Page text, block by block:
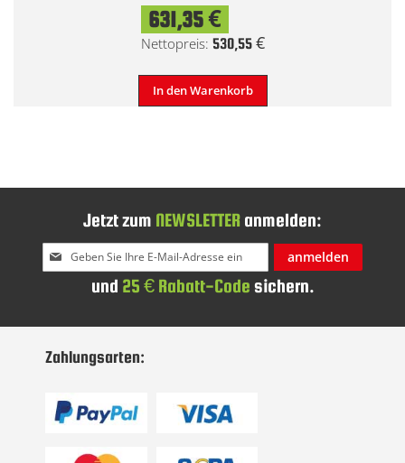
631,35 €
530,55 €
In den Warenkorb
Jetzt zum NEWSLETTER anmelden:
Melden
Sie
an:
anmelden
und 25 € Rabatt-Code sichern.
Zahlungsarten: